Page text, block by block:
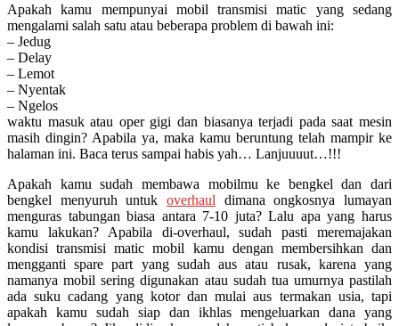
Apakah kamu mempunyai mobil transmisi matic yang sedang
mengalami salah satu atau beberapa problem di bawah ini:
– Jedug
– Delay
– Lemot
– Nyentak
– Ngelos
waktu masuk atau oper gigi dan biasanya terjadi pada saat mesin
masih dingin? Apabila ya, maka kamu beruntung telah mampir ke
halaman ini. Baca terus sampai habis yah… Lanjuuuut…!!!
Apakah kamu sudah membawa mobilmu ke bengkel dan dari
bengkel menyuruh untuk overhaul dimana ongkosnya lumayan
menguras tabungan biasa antara 7-10 juta? Lalu apa yang harus
kamu lakukan? Apabila di-overhaul, sudah pasti meremajakan
kondisi transmisi matic mobil kamu dengan membersihkan dan
mengganti spare part yang sudah aus atau rusak, karena yang
namanya mobil sering digunakan atau sudah tua umurnya pastilah
ada suku cadang yang kotor dan mulai aus termakan usia, tapi
apakah kamu sudah siap dan ikhlas mengeluarkan dana yang